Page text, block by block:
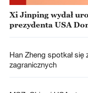
Xi Jinping wydał
prezydenta USA
Han Zheng spotkał
zagranicznych